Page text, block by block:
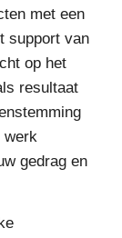
met een
support van
op het
resultaat
werk
gedrag en